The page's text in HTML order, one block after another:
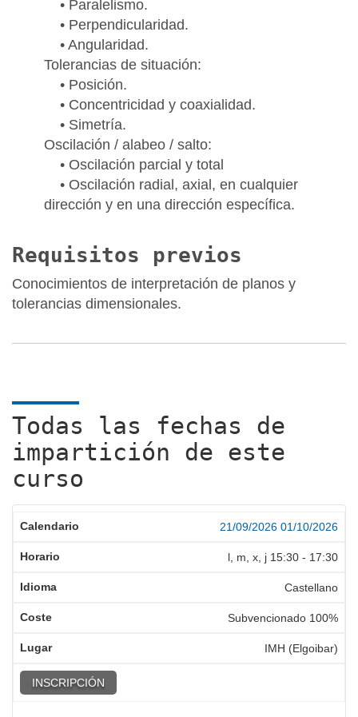
• Paralelismo.
• Perpendicularidad.
• Angularidad.
Tolerancias de situación:
• Posición.
• Concentricidad y coaxialidad.
• Simetría.
Oscilación / alabeo / salto:
• Oscilación parcial y total
• Oscilación radial, axial, en cualquier
dirección y en una dirección específica.
Requisitos previos
Conocimientos de interpretación de planos y
tolerancias dimensionales.
Todas las fechas de
impartición de este
curso
21/09/2026 01/10/2026
l, m, x, j 15:30 - 17:30
Castellano
Subvencionado 100%
IMH (Elgoibar)
INSCRIPCIÓN